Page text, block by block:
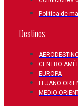
Politica de
Destinos
CENTRO
EUROPA
LEJANO
MEDIO